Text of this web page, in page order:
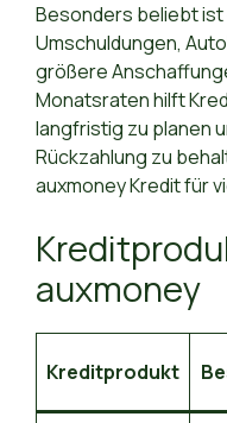
Besonders beliebt
Umschuldungen,
größere
Monatsraten hilft
langfristig zu planen
Rückzahlung zu
auxmoney Kredit für
auxmoney
Kreditprodukt